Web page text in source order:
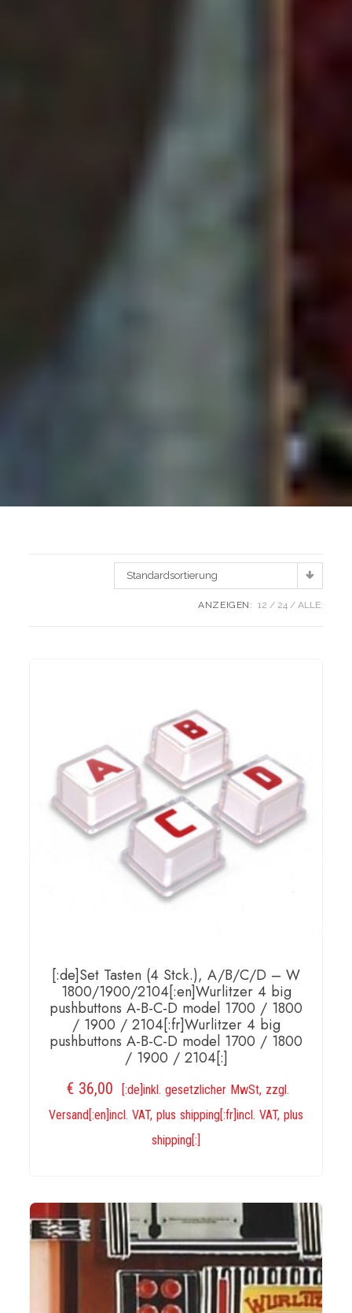
Standardsortierung
ANZEIGEN: 12 24 ALLE:
[:de]Set Tasten (4 Stck.), A/B/C/D – W
1800/1900/2104[:en]Wurlitzer 4 big
pushbuttons A-B-C-D model 1700 / 1800
/ 1900 / 2104[:fr]Wurlitzer 4 big
pushbuttons A-B-C-D model 1700 / 1800
/ 1900 / 2104[:]
€ 36,00
[:de]inkl. gesetzlicher MwSt, zzgl.
Versand[:en]incl. VAT, plus shipping[:fr]incl. VAT, plus
shipping[:]
IN DEN WARENKORB